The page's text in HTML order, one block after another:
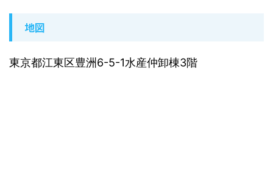
地図
東京都江東区豊洲6-5-1水産仲卸棟3階